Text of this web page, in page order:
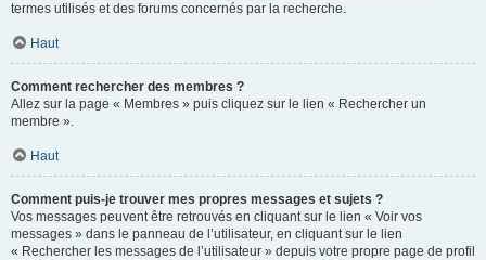
termes utilisés et des forums concernés par la recherche.
Haut
Comment rechercher des membres ?
Allez sur la page « Membres » puis cliquez sur le lien « Rechercher un
membre ».
Haut
Comment puis-je trouver mes propres messages et sujets ?
Vos messages peuvent être retrouvés en cliquant sur le lien « Voir vos
messages » dans le panneau de l’utilisateur, en cliquant sur le lien
« Rechercher les messages de l’utilisateur » depuis votre propre page de profil